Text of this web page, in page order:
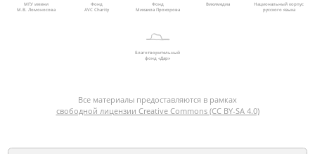
МГУ имени
М.В. Ломоносова
Фонд
AVC Charity
Фонд
Михаила Прохорова
Викимедиа
Национальный корпус
русского языка
Благотворительный
фонд «Дар»
Все материалы предоставляются в рамках
свободной лицензии Creative Commons (CC BY-SA 4.0)